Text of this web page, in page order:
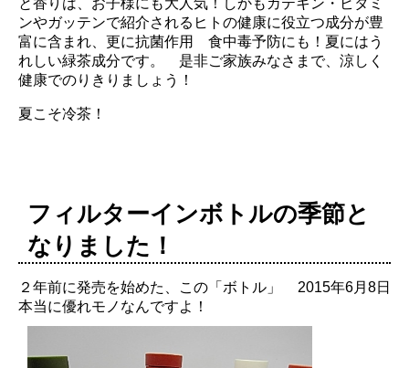
ンやガッテンで紹介されるヒトの健康に役立つ成分が豊
富に含まれ、更に抗菌作用 食中毒予防にも！夏にはう
れしい緑茶成分です。 是非ご家族みなさまで、涼しく
健康でのりきりましょう！
夏こそ冷茶！
フィルターインボトルの季節と
なりました！
2015年6月8日
２年前に発売を始めた、この「ボトル」
本当に優れモノなんですよ！